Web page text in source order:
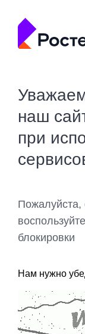
наш
при
Пожалуйста,
блокировки
Нам нужно